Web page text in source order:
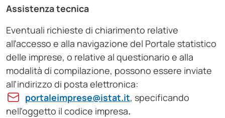
Assistenza tecnica
Eventuali richieste di chiarimento relative
all'accesso e alla navigazione del Portale statistico
delle imprese, o relative al questionario e alla
modalità di compilazione, possono essere inviate
all'indirizzo di posta elettronica:
portaleimprese@istat.it, specificando
nell'oggetto il codice impresa.